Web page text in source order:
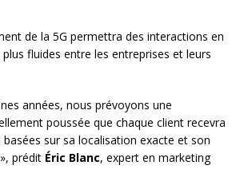
de la 5G permettra des interactions en
fluides entre les entreprises et leurs
années, nous prévoyons une
poussée que chaque client recevra
sur sa localisation exacte et son
prédit Éric Blanc, expert en marketing